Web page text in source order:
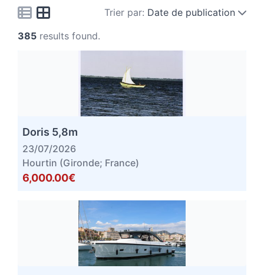
Trier par: Date de publication
385 results found.
Doris 5,8m
23/07/2026
Hourtin (Gironde; France)
6,000.00€